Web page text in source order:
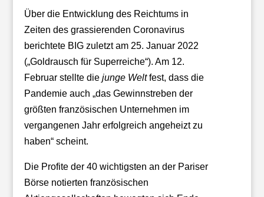
Über die Entwicklung des Reichtums in
Zeiten des grassierenden Coronavirus
berichtete BIG zuletzt am 25. Januar 2022
(„Goldrausch für Superreiche“). Am 12.
Februar stellte die junge Weltfest, dass die
Pandemie auch „das Gewinnstreben der
größten französischen Unternehmen im
vergangenen Jahr erfolgreich angeheizt zu
haben“ scheint.
Die Profite der 40 wichtigsten an der Pariser
Börse notierten französischen